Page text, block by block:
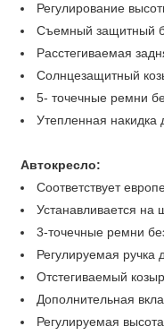
Регулирование
Съемный защитный
Расстегиваемая
Солнцезащитный
5- точечные ремни
Утепленная накидка
Автокресло:
Соответствует
Устанавливается
3-точечные ремни
Регулируемая ручка
Отстегиваемый
Дополнительная
Регулируемая